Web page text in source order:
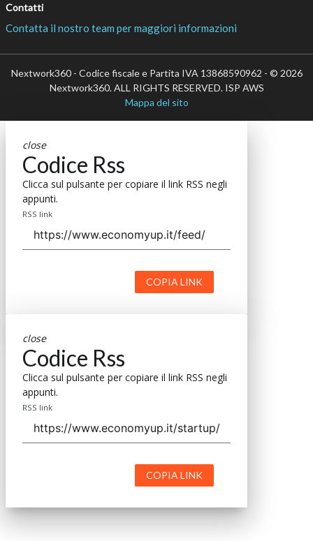
Contatti
Contatta il nostro team per maggiori informazioni
Nextwork360 - Codice fiscale e Partita IVA 13868590962 - © 2026
Nextwork360. ALL RIGHTS RESERVED. ISP AWS
Mappa del sito
close
Codice Rss
Clicca sul pulsante per copiare il link RSS negli
appunti.
RSS link
COPIA LINK
close
Codice Rss
Clicca sul pulsante per copiare il link RSS negli
appunti.
RSS link
COPIA LINK